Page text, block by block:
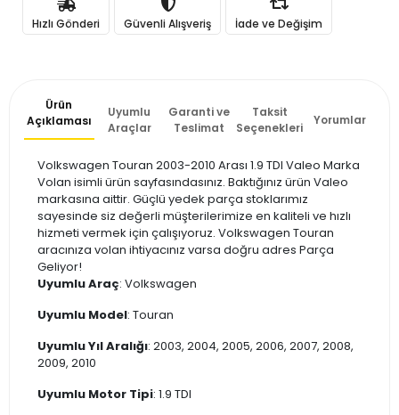
Hızlı Gönderi Güvenli Alışveriş İade ve Değişim
Ürün
Açıklaması
Uyumlu
Araçlar
Garanti ve
Teslimat
Taksit
Seçenekleri
Yorumlar
Volkswagen Touran 2003-2010 Arası 1.9 TDI Valeo Marka
Volan isimli ürün sayfasındasınız. Baktığınız ürün Valeo
markasına aittir. Güçlü yedek parça stoklarımız
sayesinde siz değerli müşterilerimize en kaliteli ve hızlı
hizmeti vermek için çalışıyoruz. Volkswagen Touran
aracınıza volan ihtiyacınız varsa doğru adres Parça
Geliyor!
Uyumlu Araç: Volkswagen
Uyumlu Model: Touran
Uyumlu Yıl Aralığı: 2003, 2004, 2005, 2006, 2007, 2008,
2009, 2010
Uyumlu Motor Tipi: 1.9 TDI